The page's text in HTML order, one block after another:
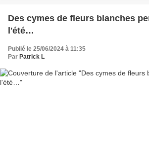
Des cymes de fleurs blanches
l'été…
Publié le 25/06/2024 à 11:35
Par Patrick L